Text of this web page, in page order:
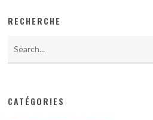
RECHERCHE
CATÉGORIES